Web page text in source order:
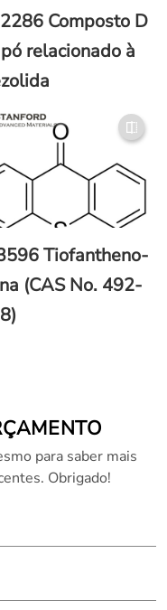
Composto D
relacionado à
Tiofantheno-
(CAS No. 492-
para saber mais
Obrigado!